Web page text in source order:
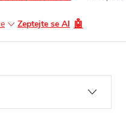
Zeptejte se AI 🤖